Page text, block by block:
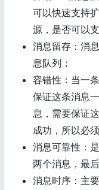
可以快速支持
源，是否可以支
消息留存：消
息队列；
容错性：当一
保证这条消息
息，需要保证
成功，所以必
消息可靠性：
两个消息，最
消息时序：主